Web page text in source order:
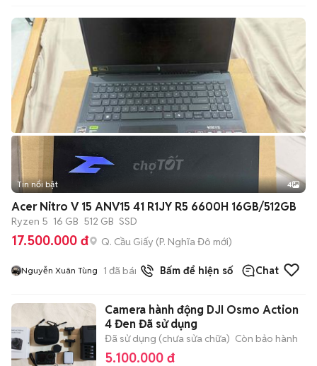
Tin nổi bật 4
Acer Nitro V 15 ANV15 41 R1JY R5 6600H 16GB/512GB
Ryzen 5 16 GB 512 GB SSD
17.500.000 đ Q. Cầu Giấy (P. Nghĩa Đô mới)
Nguyễn Xuân Tùng 1 đã bán Bấm để hiện số Chat
Camera hành động DJI Osmo Action
4 Đen Đã sử dụng
Đã sử dụng (chưa sửa chữa) Còn bảo hành
5.100.000 đ